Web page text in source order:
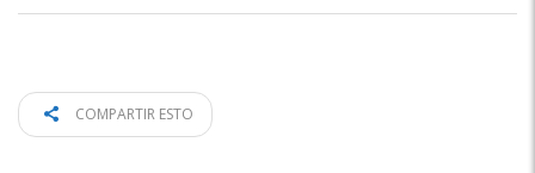
COMPARTIR ESTO